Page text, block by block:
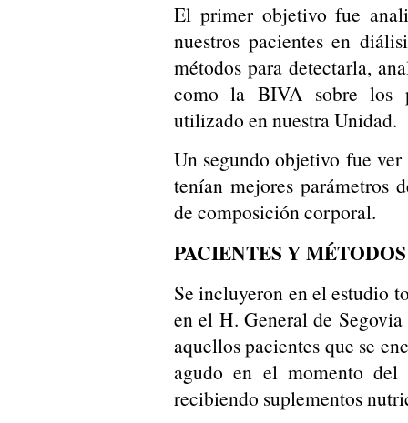
El primer objetivo fue
nuestros pacientes en
métodos para detectarla,
como la BIVA sobre los
utilizado en nuestra Unidad.
Un segundo objetivo fue ver
tenían mejores parámetros
de composición corporal.
PACIENTES Y MÉTODOS
Se incluyeron en el estudio
en el H. General de
aquellos pacientes que se
agudo en el momento
recibiendo suplementos